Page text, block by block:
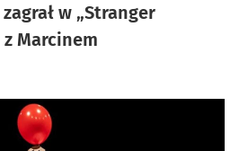
w „Stranger
z Marcinem